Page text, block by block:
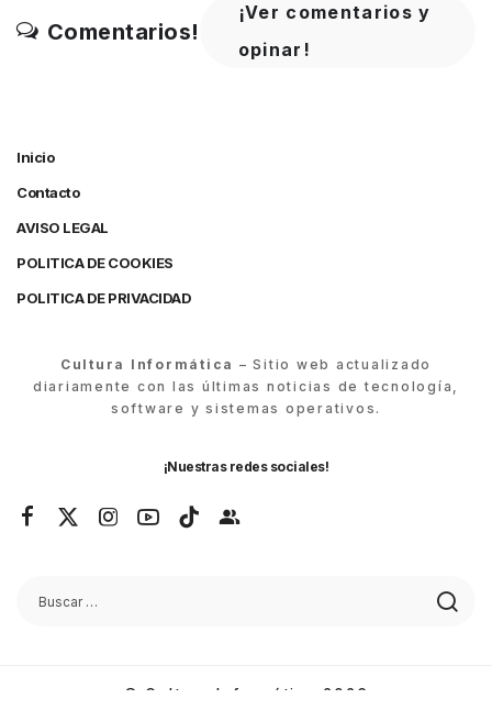
Comentarios!
¡Ver comentarios y
opinar!
Inicio
Contacto
AVISO LEGAL
POLITICA DE COOKIES
POLITICA DE PRIVACIDAD
Cultura Informática – Sitio web actualizado
diariamente con las últimas noticias de tecnología,
software y sistemas operativos.
¡Nuestras redes sociales!
© Cultura Informática 2026